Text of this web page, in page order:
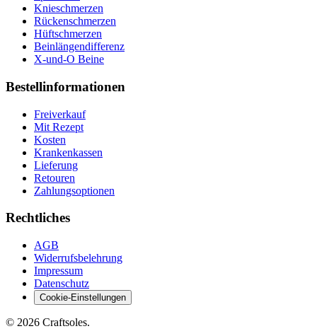
Knieschmerzen
Rückenschmerzen
Hüftschmerzen
Beinlängendifferenz
X-und-O Beine
Bestellinformationen
Freiverkauf
Mit Rezept
Kosten
Krankenkassen
Lieferung
Retouren
Zahlungsoptionen
Rechtliches
AGB
Widerrufsbelehrung
Impressum
Datenschutz
Cookie-Einstellungen
© 2026 Craftsoles.